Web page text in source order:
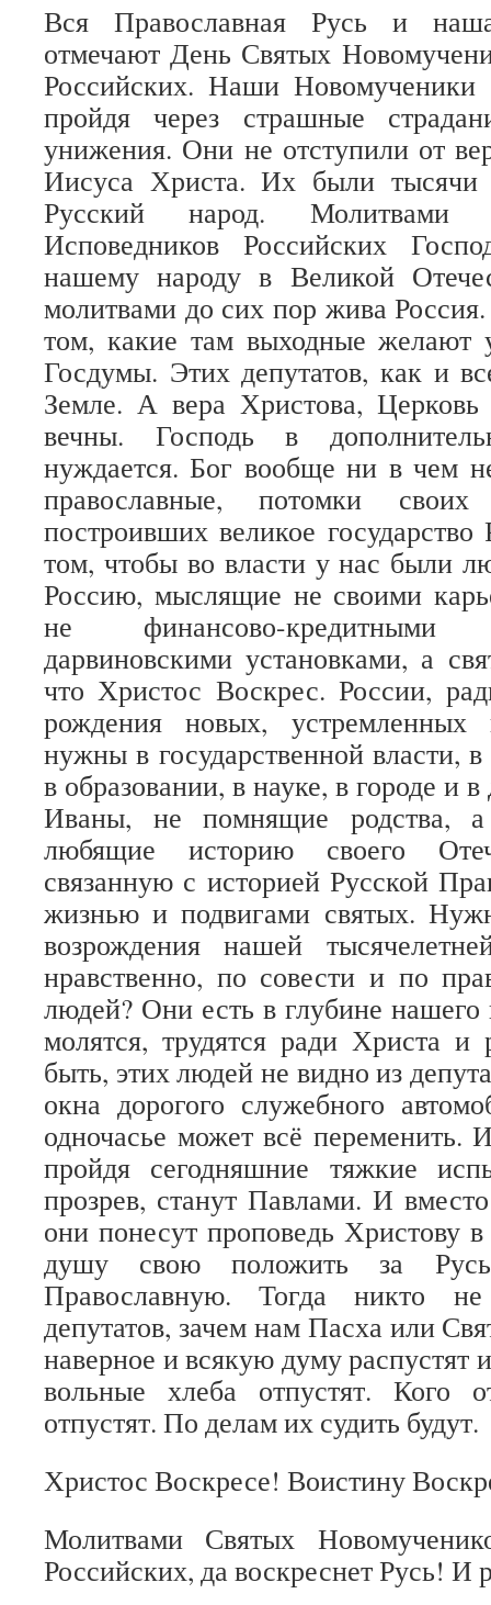
Вся Православная Русь и
отмечают День Святых
Российских. Наши Новомученики
пройдя через страшные
унижения. Они не отступили от
Иисуса Христа. Их были
Русский народ. Молитвами
Исповедников Российских
нашему народу в Великой
молитвами до сих пор жива
том, какие там выходные желают
Госдумы. Этих депутатов, как и
Земле. А вера Христова, Церковь
вечны. Господь в
нуждается. Бог вообще ни в чем
православные, потомки
построивших великое
том, чтобы во власти у нас были
Россию, мыслящие не своими
не финансово-
дарвиновскими установками, а
что Христос Воскрес. России,
рождения новых,
нужны в государственной власти,
в образовании, в науке, в городе
Иваны, не помнящие родства,
любящие историю своего
связанную с историей Русской
жизнью и подвигами святых.
возрождения нашей
нравственно, по совести и по
людей? Они есть в глубине
молятся, трудятся ради Христа
быть, этих людей не видно из
окна дорогого служебного
одночасье может всё
пройдя сегодняшние тяжкие
прозрев, станут Павлами. И
они понесут проповедь Христову
душу свою положить за
Православную. Тогда никто
депутатов, зачем нам Пасха или
наверное и всякую думу распустят
вольные хлеба отпустят. Кого
отпустят. По делам их судить будут.
Христос Воскресе! Воистину
Молитвами Святых
Российских, да воскреснет Русь! И